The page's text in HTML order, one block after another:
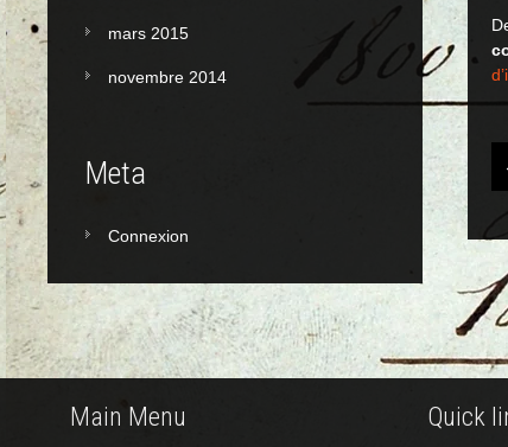
mars 2015
novembre 2014
Meta
Connexion
Main Menu Quick